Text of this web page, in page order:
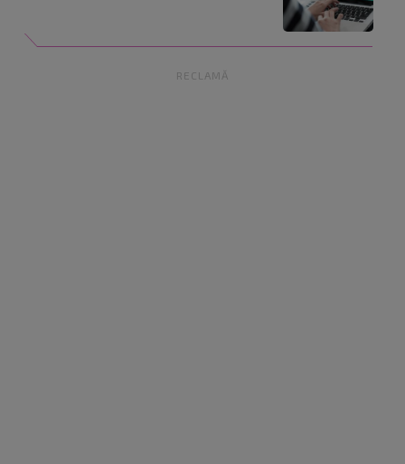
RECLAMĂ